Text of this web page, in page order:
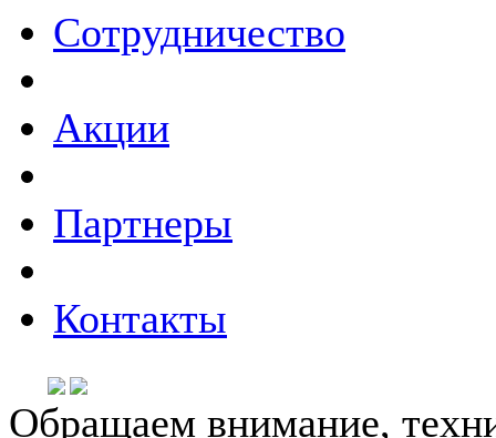
Сотрудничество
Акции
Партнеры
Контакты
Обращаем внимание,